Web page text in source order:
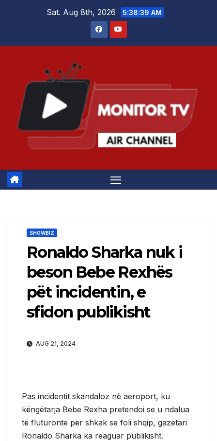
Sat. Aug 8th, 2026 5:38:39 AM
SHOWBIZ
Ronaldo Sharka nuk i
beson Bebe Rexhës
pët incidentin, e
sfidon publikisht
AUG 21, 2024
Pas incidentit skandaloz në aeroport, ku
këngëtarja Bebe Rexha pretendoi se u ndalua
të fluturonte për shkak se foli shqip, gazetari
Ronaldo Sharka ka reaguar publikisht.